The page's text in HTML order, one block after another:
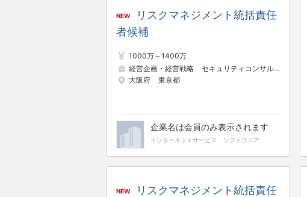
NEW
リスクマネジメント統括責任
者候補
1000万～1400万
経営企画・経営戦略
セキュリティコンサルタント
大阪府
東京都
企業名は会員のみ表示されます
インターネットサービス ソフトウエア
NEW
リスクマネジメント統括責任